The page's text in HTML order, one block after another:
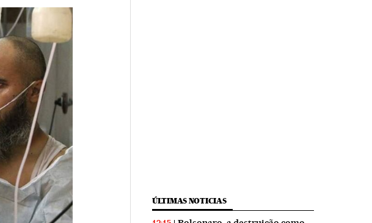
ÚLTIMAS NOTICIAS